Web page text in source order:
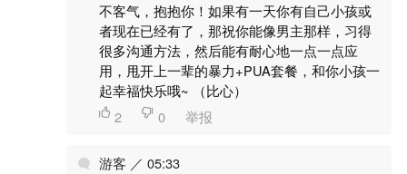
不客气，抱抱你！如果有一天你有自己小孩或
者现在已经有了，那祝你能像男主那样，习得
很多沟通方法，然后能有耐心地一点一点应
用，甩开上一辈的暴力+PUA套餐，和你小孩一
起幸福快乐哦~ （比心）
 2  0 举报
游客 ／ 05:33